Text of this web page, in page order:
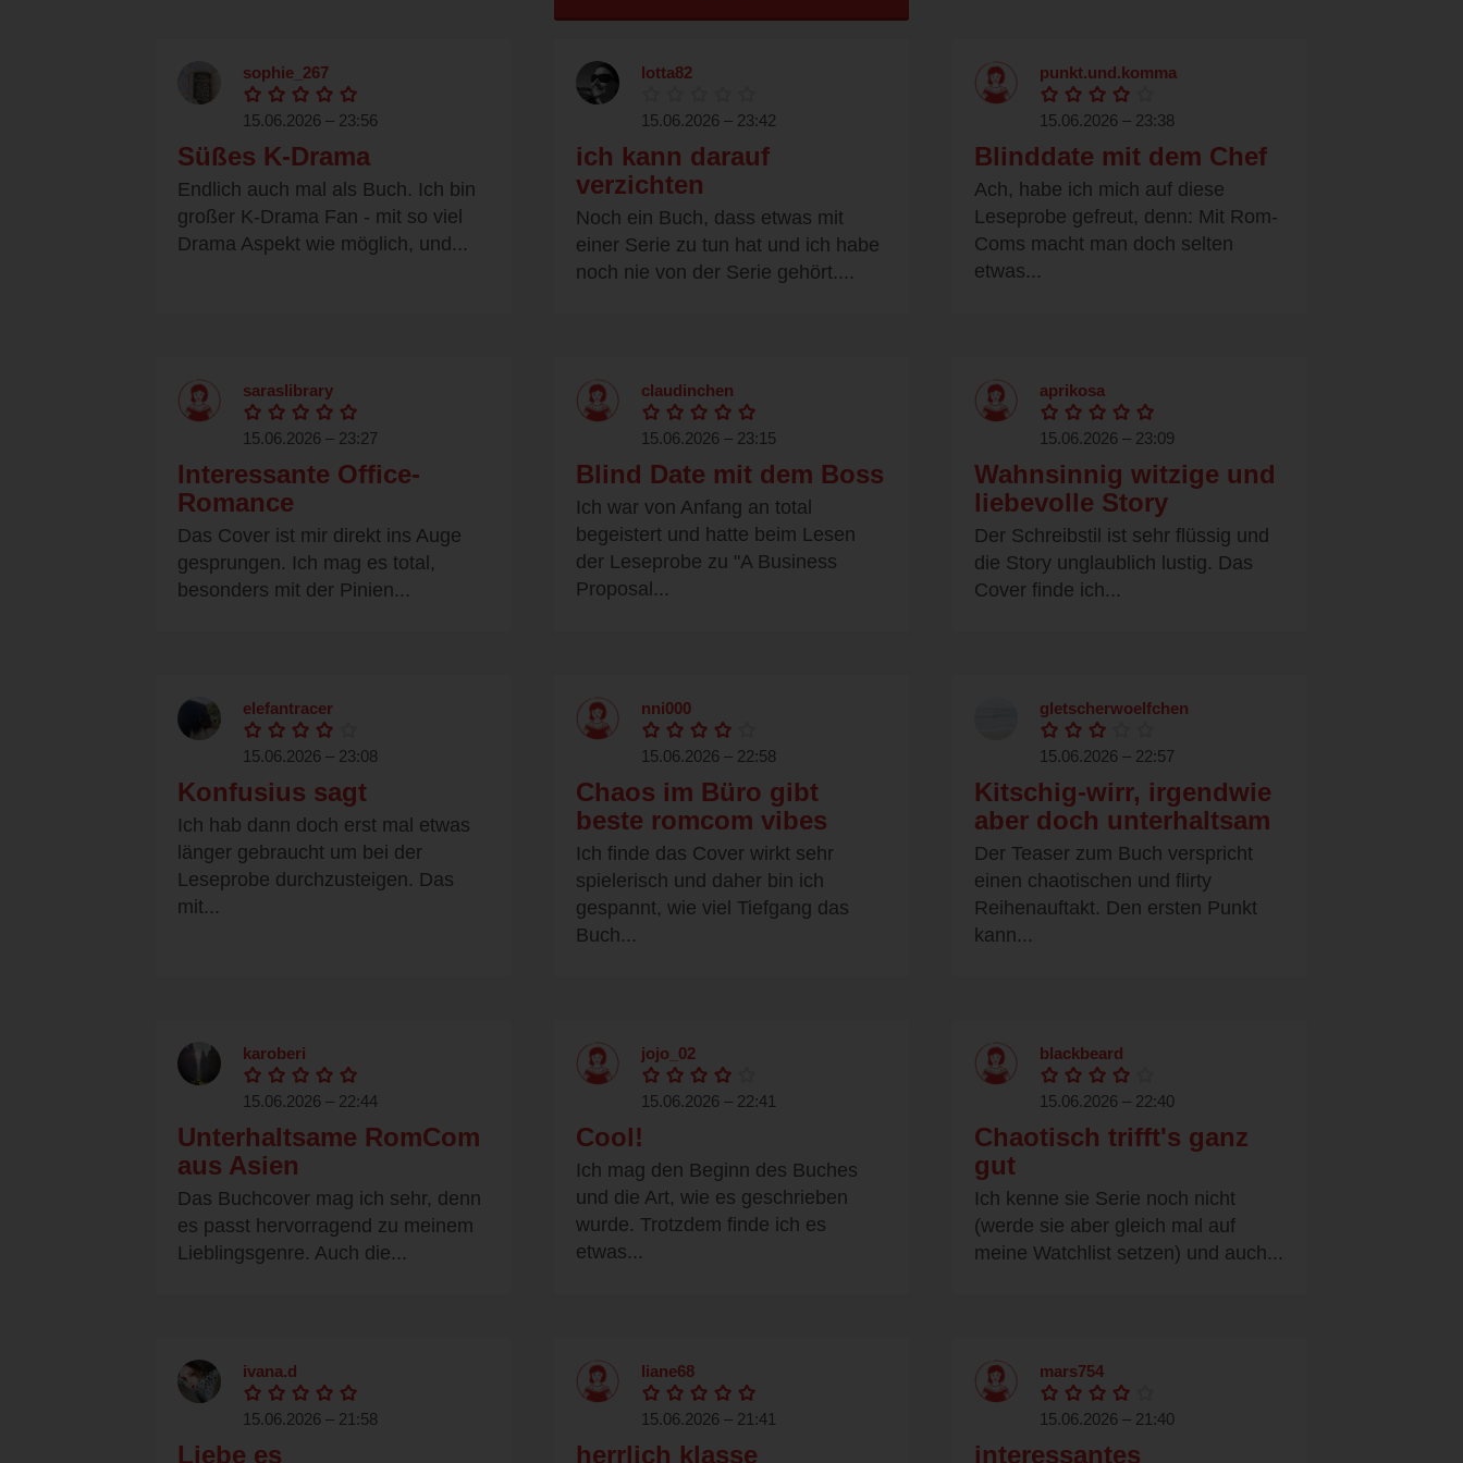
sophie_267
15.06.2026 – 23:56
Süßes K-Drama
Endlich auch mal als Buch. Ich bin
großer K-Drama Fan - mit so viel
Drama Aspekt wie möglich, und...
lotta82
15.06.2026 – 23:42
ich kann darauf
verzichten
Noch ein Buch, dass etwas mit
einer Serie zu tun hat und ich habe
noch nie von der Serie gehört....
punkt.und.komma
15.06.2026 – 23:38
Blinddate mit dem Chef
Ach, habe ich mich auf diese
Leseprobe gefreut, denn: Mit Rom-
Coms macht man doch selten
etwas...
saraslibrary
15.06.2026 – 23:27
Interessante Office-
Romance
Das Cover ist mir direkt ins Auge
gesprungen. Ich mag es total,
besonders mit der Pinien...
claudinchen
15.06.2026 – 23:15
Blind Date mit dem Boss
Ich war von Anfang an total
begeistert und hatte beim Lesen
der Leseprobe zu "A Business
Proposal...
aprikosa
15.06.2026 – 23:09
Wahnsinnig witzige und
liebevolle Story
Der Schreibstil ist sehr flüssig und
die Story unglaublich lustig. Das
Cover finde ich...
elefantracer
15.06.2026 – 23:08
Konfusius sagt
Ich hab dann doch erst mal etwas
länger gebraucht um bei der
Leseprobe durchzusteigen. Das
mit...
nni000
15.06.2026 – 22:58
Chaos im Büro gibt
beste romcom vibes
Ich finde das Cover wirkt sehr
spielerisch und daher bin ich
gespannt, wie viel Tiefgang das
Buch...
gletscherwoelfchen
15.06.2026 – 22:57
Kitschig-wirr, irgendwie
aber doch unterhaltsam
Der Teaser zum Buch verspricht
einen chaotischen und flirty
Reihenauftakt. Den ersten Punkt
kann...
karoberi
15.06.2026 – 22:44
Unterhaltsame RomCom
aus Asien
Das Buchcover mag ich sehr, denn
es passt hervorragend zu meinem
Lieblingsgenre. Auch die...
jojo_02
15.06.2026 – 22:41
Cool!
Ich mag den Beginn des Buches
und die Art, wie es geschrieben
wurde. Trotzdem finde ich es
etwas...
blackbeard
15.06.2026 – 22:40
Chaotisch trifft's ganz
gut
Ich kenne sie Serie noch nicht
(werde sie aber gleich mal auf
meine Watchlist setzen) und auch...
ivana.d
15.06.2026 – 21:58
Liebe es
liane68
15.06.2026 – 21:41
herrlich klasse
mars754
15.06.2026 – 21:40
interessantes